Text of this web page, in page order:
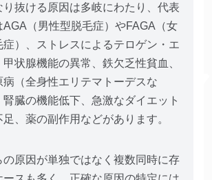
抜ける原因は多岐にわたり、代表
AGA（男性型脱毛症）やFAGA（女
）、ストレスによるテロゲン・エ
状腺機能の異常、鉄欠乏性貧血、
（全身性エリテマトーデスな
腎臓の機能低下、急激なダイエット
、薬の副作用などがあります。
の原因が単独ではなく複数同時に存